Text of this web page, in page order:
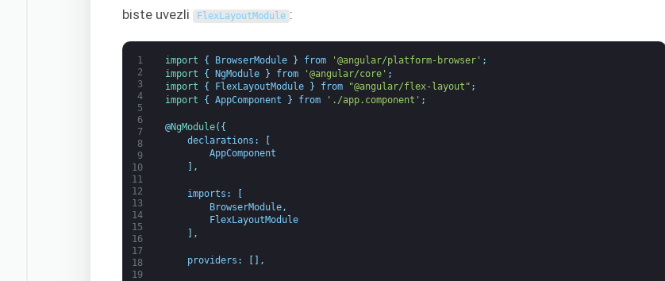
biste uvezli FlexLayoutModule :
1
2
3
4
5
6
7
8
9
10
11
12
13
14
15
16
17
18
19
import { BrowserModule } from '@angular/platform-browser' ;
import
{ NgModule } from '@angular/core' ;
import
{ FlexLayoutModule } from "@angular/flex-layout" ;
import
{ AppComponent } from './app.component' ;
@NgModule( {
declarations :
[
AppComponent
,
imports :
[
BrowserModule,
FlexLayoutModule
,
providers : [ ] ,